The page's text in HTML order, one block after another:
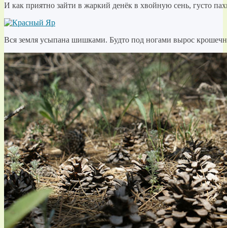
И как приятно зайти в жаркий денёк в хвойную сень, густо
Вся земля усыпана шишками. Будто под ногами вырос